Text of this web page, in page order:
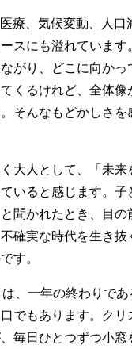
療、気候変動、人
スにも溢れていま
がり、どこに向か
くるけれど、全体像
そんなもどかしさ
大人として、「未来
いると感じます。
聞かれたとき、目
確実な時代を生き
す。
、一年の終わりで
でもあります。クリ
毎日ひとつずつ小